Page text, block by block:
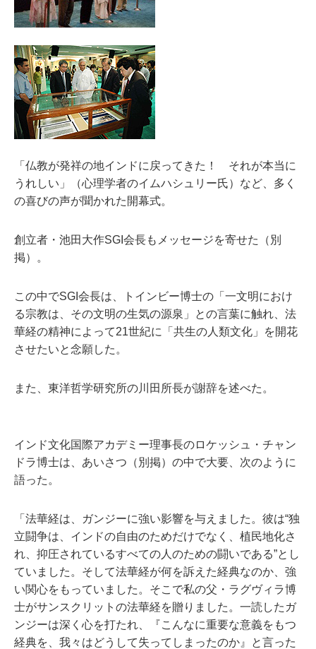
「仏教が発祥の地インドに戻ってきた！ それが本当に
うれしい」（心理学者のイムハシュリー氏）など、多く
の喜びの声が聞かれた開幕式。
創立者・池田大作SGI会長もメッセージを寄せた（別
掲）。
この中でSGI会長は、トインビー博士の「一文明におけ
る宗教は、その文明の生気の源泉」との言葉に触れ、法
華経の精神によって21世紀に「共生の人類文化」を開花
させたいと念願した。
また、東洋哲学研究所の川田所長が謝辞を述べた。
インド文化国際アカデミー理事長のロケッシュ・チャン
ドラ博士は、あいさつ（別掲）の中で大要、次のように
語った。
「法華経は、ガンジーに強い影響を与えました。彼は“独
立闘争は、インドの自由のためだけでなく、植民地化さ
れ、抑圧されているすべての人のための闘いである”とし
ていました。そして法華経が何を訴えた経典なのか、強
い関心をもっていました。そこで私の父・ラグヴィラ博
士がサンスクリットの法華経を贈りました。一読したガ
ンジーは深く心を打たれ、『こんなに重要な意義をもつ
経典を、我々はどうして失ってしまったのか』と言った